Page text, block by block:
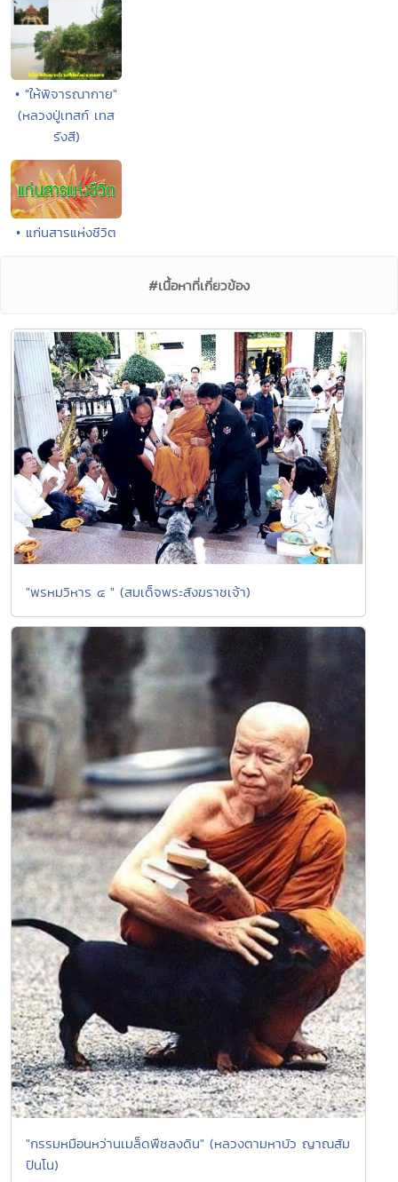
• "ให้พิจารณากาย"
(หลวงปู่เทสก์ เทส
รังสี)
• แก่นสารแห่งชีวิต
#เนื้อหาที่เกี่ยวข้อง
"พรหมวิหาร ๔ " (สมเด็จพระสังฆราชเจ้า)
"กรรมหมือนหว่านเมล็ดพืชลงดิน" (หลวงตามหาบัว ญาณสัม
ปันโน)